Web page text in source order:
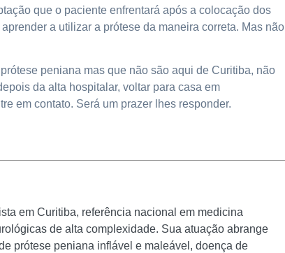
que o paciente enfrentará após a colocação dos
a utilizar a prótese da maneira correta. Mas não
peniana mas que não são aqui de Curitiba, não
da alta hospitalar, voltar para casa em
em contato. Será um prazer lhes responder.
em Curitiba, referência nacional em medicina
de alta complexidade. Sua atuação abrange
prótese peniana inflável e maleável, doença de